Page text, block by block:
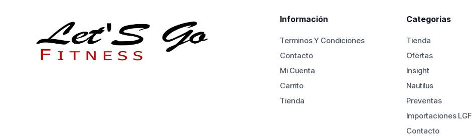
Información
Terminos Y Condiciones
Contacto
Mi Cuenta
Carrito
Tienda
Categorias
Tienda
Ofertas
Insight
Nautilus
Preventas
Importaciones LGF
Contacto